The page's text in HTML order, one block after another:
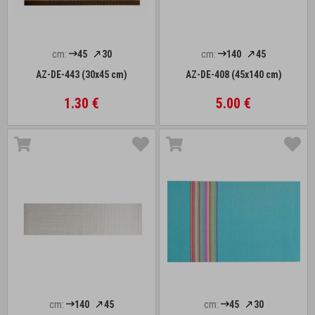
cm: 45
30
AZ-DE-443 (30x45 cm)
1.30 €
cm: 140
45
AZ-DE-408 (45x140 cm)
5.00 €
cm: 140 45 cm: 45 30